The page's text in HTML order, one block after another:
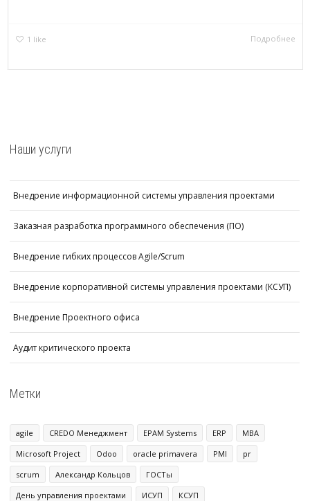
1 like Подробнее
Наши услуги
Внедрение информационной системы управления проектами
Заказная разработка программного обеспечения (ПО)
Внедрение гибких процессов Agile/Scrum
Внедрение корпоративной системы управления проектами (КСУП)
Внедрение Проектного офиса
Аудит критического проекта
Метки
agile CREDO Менеджмент EPAM Systems ERP
MBA
Microsoft Project
Odoo oracle primavera PMI
pr
scrum
Александр Кольцов
ГОСТы
День управления проектами
ИСУП
КСУП